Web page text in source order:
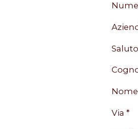
Via *